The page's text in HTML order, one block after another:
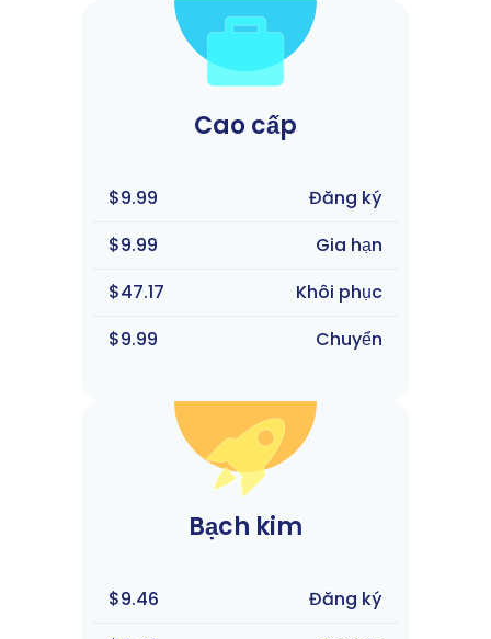
Cao cấp
$9.99
Đăng ký
$9.99
Gia hạn
$47.17
Khôi phục
$9.99
Chuyển
Bạch kim
$9.46
Đăng ký